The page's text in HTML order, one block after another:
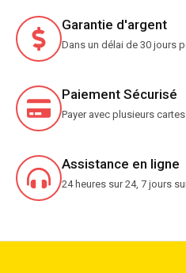
Garantie d'argent
Dans un délai de 30 jours
Paiement Sécurisé
Payer avec plusieurs
Assistance en ligne
24 heures sur 24, 7 jours